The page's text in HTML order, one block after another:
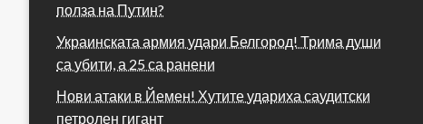
полза на Путин?
Украинската армия удари Белгород! Трима души
са убити, а 25 са ранени
Нови атаки в Йемен! Хутите удариха саудитски
петролен гигант